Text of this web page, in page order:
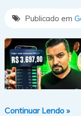
Publicado em
Continuar Lendo »